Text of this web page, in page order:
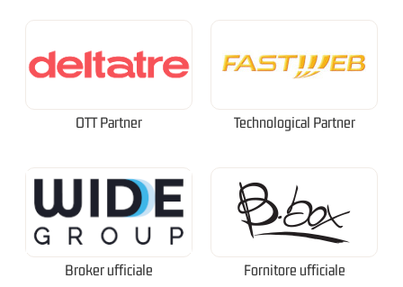
OTT Partner Technological Partner
Broker ufficiale Fornitore ufficiale